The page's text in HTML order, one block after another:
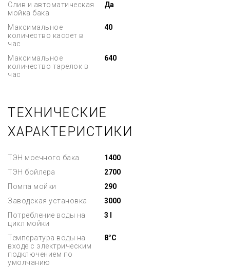
Слив и автоматическая
мойка бака
Да
Максимальное
количество кассет в
час
40
Максимальное
количество тарелок в
час
640
ТЕХНИЧЕСКИЕ
ХАРАКТЕРИСТИКИ
ТЭН моечного бака
1400
ТЭН бойлера
2700
Помпа мойки
290
Заводская установка
3000
Потребление воды на
цикл мойки
3 l
Температура воды на
входе с электрическим
подключением по
умолчанию
8°C